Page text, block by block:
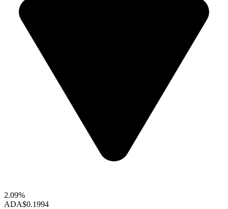
2.09%
ADA$0.1994